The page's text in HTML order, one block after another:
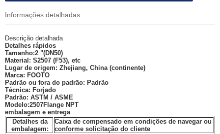
Informações detalhadas
Descrição detalhada
Detalhes rápidos
Tamanho:2 "(DN50)
Material: S2507 (F53), etc
Lugar de origem: Zhejiang, China (continente)
Marca: FOOTO
Padrão ou fora do padrão: Padrão
Técnica: Forjado
Padrão: ASTM / ASME
Modelo:2507Flange NPT
embalagem e entrega
Detalhes da
embalagem:
Caixa de compensado em condições de navegar ou
conforme solicitação do cliente